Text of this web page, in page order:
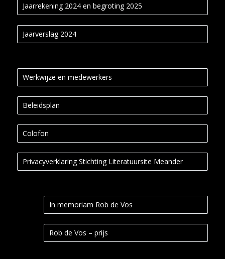
Jaarrekening 2024 en begroting 2025
Jaarverslag 2024
Werkwijze en medewerkers
Beleidsplan
Colofon
Privacyverklaring Stichting Literatuursite Meander
In memoriam Rob de Vos
Rob de Vos – prijs